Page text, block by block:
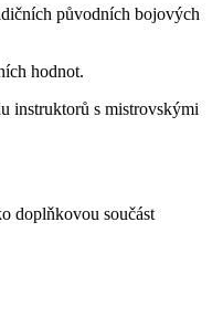
původních bojových
hodnot.
instruktorů s mistrovskými
doplňkovou součást